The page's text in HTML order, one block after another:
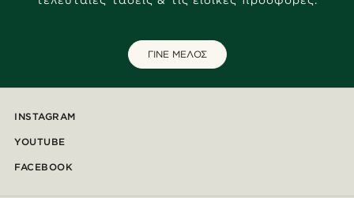
ΓΙΝΕ ΜΕΛΟΣ
INSTAGRAM
YOUTUBE
FACEBOOK